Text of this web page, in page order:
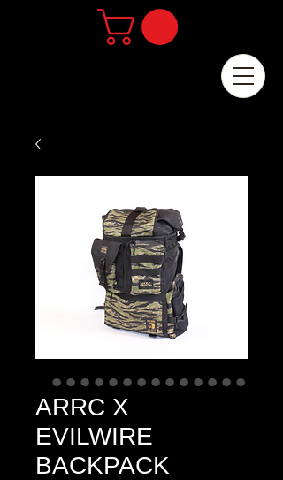
ARRC X
EVILWIRE
BACKPACK